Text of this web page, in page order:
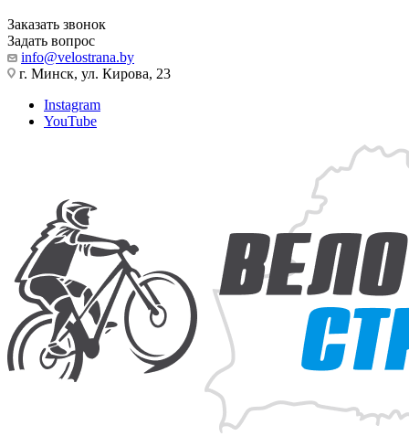
Заказать звонок
Задать вопрос
info@velostrana.by
г. Минск, ул. Кирова, 23
Instagram
YouTube